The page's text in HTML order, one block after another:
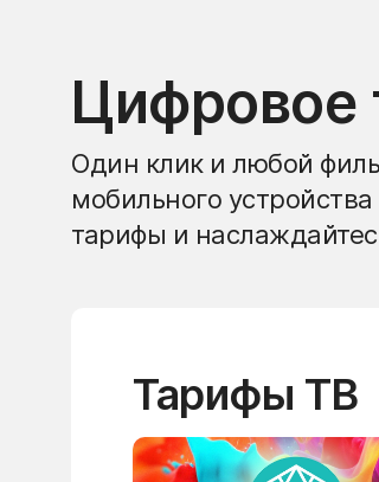
Цифровое
Один клик и любой
мобильного
тарифы и
Тарифы ТВ